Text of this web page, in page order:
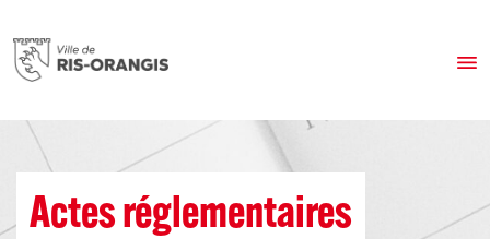
Actes réglementaires